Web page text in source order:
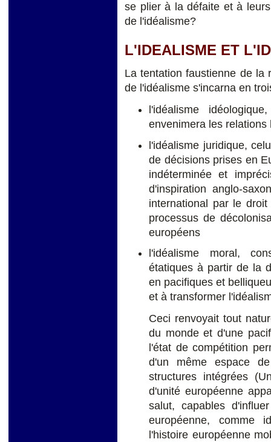
se plier à la défaite et à
de l'idéalisme?
L'IDEALISME ET
La tentation faustienne de la
de l'idéalisme s'incarna en
l'idéalisme
envenimera les relations
l'idéalisme juridique,
de décisions prises en
indéterminée et
d'inspiration anglo-
international par le
processus de
européens
l'idéalisme moral,
étatiques à partir de la
en pacifiques et
et à transformer
Ceci renvoyait tout
du monde et d'une
l'état de compétition
d'un même espace
structures intégrées
d'unité européenne
salut, capables
européenne, comme
l'histoire européenne